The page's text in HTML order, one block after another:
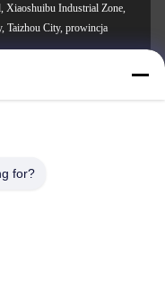
Xiaoshuibu Industrial Zone,
Taizhou City, prowincja
for?